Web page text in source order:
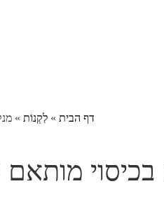
דף הבית » לִקְנוֹת »